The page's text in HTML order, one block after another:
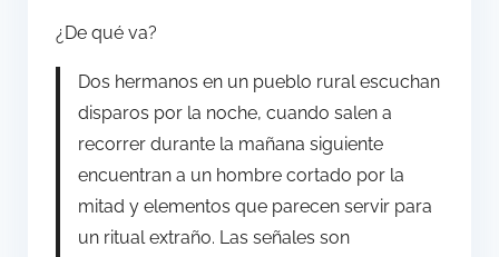
¿De qué va?
Dos hermanos en un pueblo rural escuchan
disparos por la noche, cuando salen a
recorrer durante la mañana siguiente
encuentran a un hombre cortado por la
mitad y elementos que parecen servir para
un ritual extraño. Las señales son